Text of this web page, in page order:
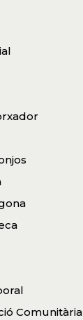
Comunitària